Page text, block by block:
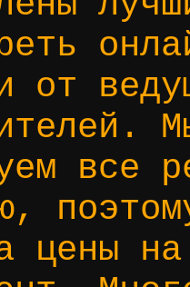
от
все
цены